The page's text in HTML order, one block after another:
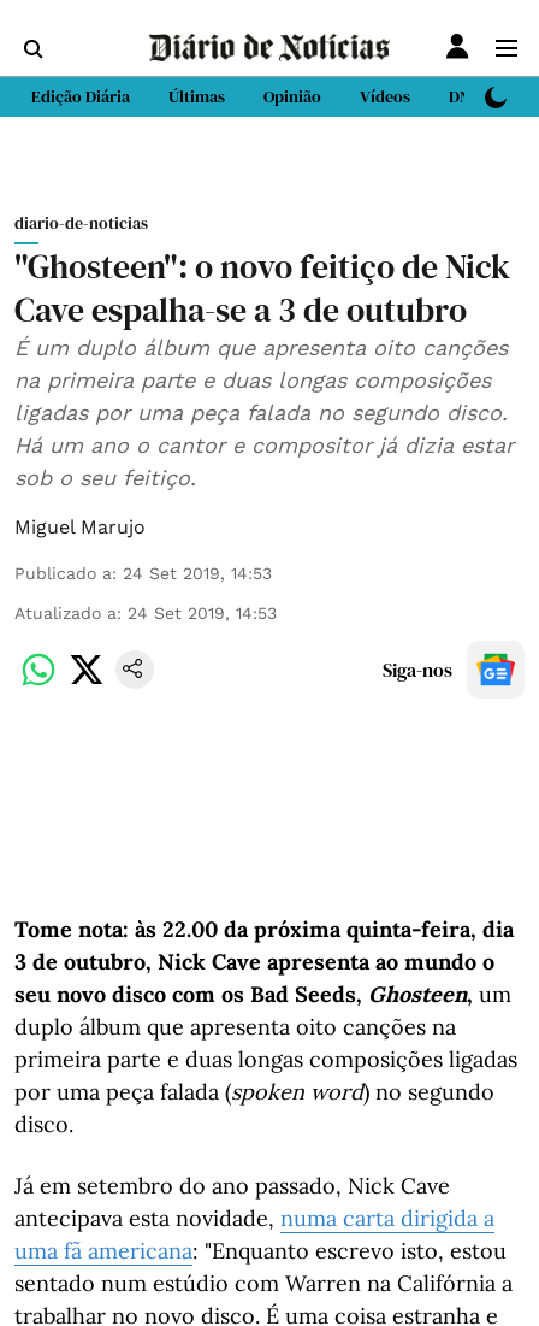
Edição Diária Últimas Opinião Vídeos DN Sport
diario-de-noticias
"Ghosteen": o novo feitiço de Nick
Cave espalha-se a 3 de outubro
É um duplo álbum que apresenta oito canções
na primeira parte e duas longas composições
ligadas por uma peça falada no segundo disco.
Há um ano o cantor e compositor já dizia estar
sob o seu feitiço.
Miguel Marujo
Publicado a: 24 Set 2019, 14:53
Atualizado a: 24 Set 2019, 14:53
Siga-nos
Tome nota: às 22.00 da próxima quinta-feira, dia
3 de outubro, Nick Cave apresenta ao mundo o
seu novo disco com os Bad Seeds, Ghosteen, um
duplo álbum que apresenta oito canções na
primeira parte e duas longas composições ligadas
por uma peça falada (spoken word) no segundo
disco.
Já em setembro do ano passado, Nick Cave
antecipava esta novidade, numa carta dirigida a
uma fã americana: "Enquanto escrevo isto, estou
sentado num estúdio com Warren na Califórnia a
trabalhar no novo disco. É uma coisa estranha e